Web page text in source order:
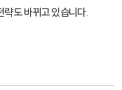
도 바뀌고 있습니다.